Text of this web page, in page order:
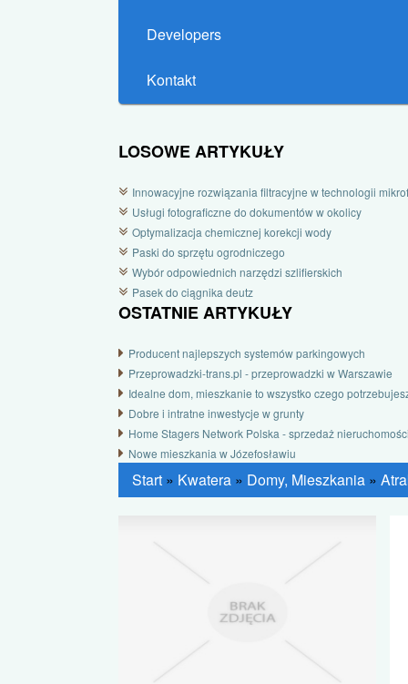
Developers
Kontakt
LOSOWE ARTYKUŁY
Innowacyjne rozwiązania filtracyjne w technologii
Usługi fotograficzne do dokumentów w okolicy
Optymalizacja chemicznej korekcji wody
Paski do sprzętu ogrodniczego
Wybór odpowiednich narzędzi szlifierskich
Pasek do ciągnika deutz
OSTATNIE ARTYKUŁY
Producent najlepszych systemów parkingowych
Przeprowadzki-trans.pl - przeprowadzki w Warszawie
Idealne dom, mieszkanie to wszystko czego
Dobre i intratne inwestycje w grunty
Home Stagers Network Polska - sprzedaż
Nowe mieszkania w Józefosławiu
Start » Kwatera » Domy, Mieszkania »